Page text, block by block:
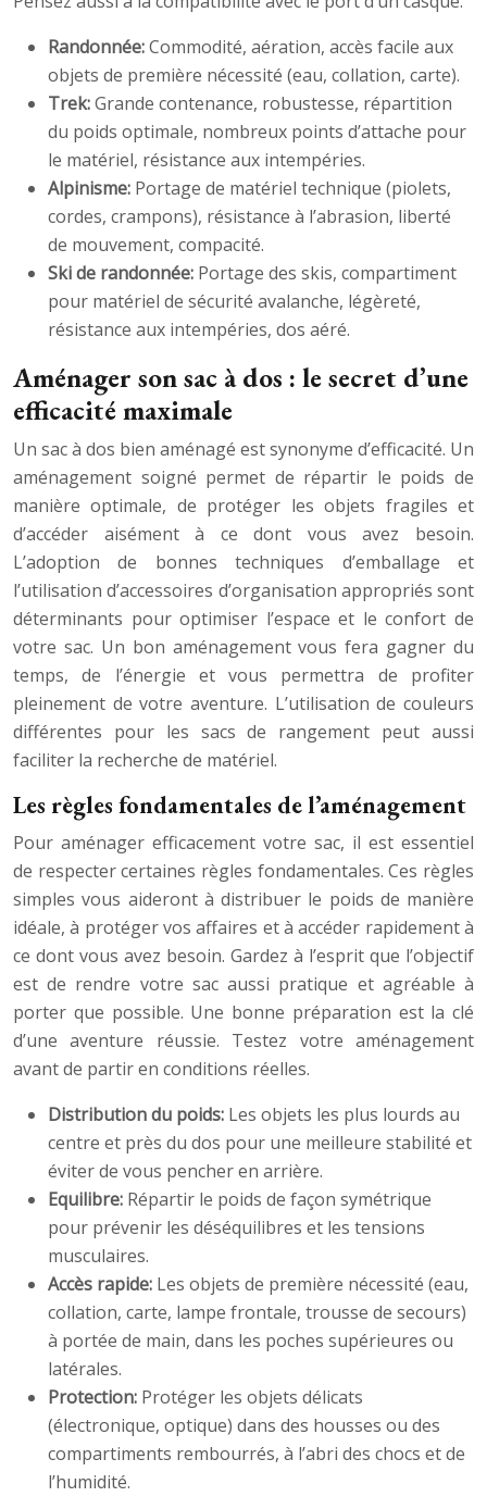
Randonnée:Commodité, aération, accès facile aux
objets de première nécessité (eau, collation, carte).
Trek:Grande contenance, robustesse, répartition
du poids optimale, nombreux points d’attache pour
le matériel, résistance aux intempéries.
Alpinisme: Portage de matériel technique (piolets,
cordes, crampons), résistance à l’abrasion, liberté
de mouvement, compacité.
Ski de randonnée: Portage des skis, compartiment
pour matériel de sécurité avalanche, légèreté,
résistance aux intempéries, dos aéré.
Aménager son sac à dos : le secret d’une
efficacité maximale
Un sac à dos bien aménagé est synonyme d’efficacité. Un
aménagement soigné permet de répartir le poids de
manière optimale, de protéger les objets fragiles et
d’accéder aisément à ce dont vous avez besoin.
L’adoption de bonnes techniques d’emballage et
l’utilisation d’accessoires d’organisation appropriés sont
déterminants pour optimiser l’espace et le confort de
votre sac. Un bon aménagement vous fera gagner du
temps, de l’énergie et vous permettra de profiter
pleinement de votre aventure. L’utilisation de couleurs
différentes pour les sacs de rangement peut aussi
faciliter la recherche de matériel.
Les règles fondamentales de l’aménagement
Pour aménager efficacement votre sac, il est essentiel
de respecter certaines règles fondamentales. Ces règles
simples vous aideront à distribuer le poids de manière
idéale, à protéger vos affaires et à accéder rapidement à
ce dont vous avez besoin. Gardez à l’esprit que l’objectif
est de rendre votre sac aussi pratique et agréable à
porter que possible. Une bonne préparation est la clé
d’une aventure réussie. Testez votre aménagement
avant de partir en conditions réelles.
Distribution du poids: Les objets les plus lourds au
centre et près du dos pour une meilleure stabilité et
éviter de vous pencher en arrière.
Equilibre: Répartir le poids de façon symétrique
pour prévenir les déséquilibres et les tensions
musculaires.
Accès rapide: Les objets de première nécessité (eau,
collation, carte, lampe frontale, trousse de secours)
à portée de main, dans les poches supérieures ou
latérales.
Protection: Protéger les objets délicats
(électronique, optique) dans des housses ou des
compartiments rembourrés, à l’abri des chocs et de
l’humidité.